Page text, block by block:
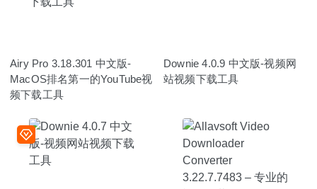
Airy Pro 3.18.301 中文版-
MacOS排名第一的YouTube视
频下载工具
Downie 4.0.9 中文版-视频网
站视频下载工具